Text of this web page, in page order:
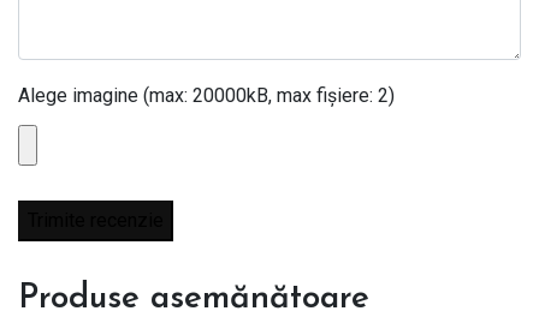
Alege imagine (max: 20000kB, max fișiere: 2)
Produse asemănătoare